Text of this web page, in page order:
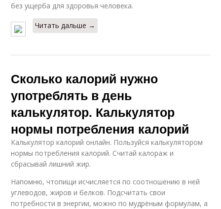
без ущерба для здоровья человека.
Читать дальше →
Сколько калорий нужно
употреблять в день
калькулятор. Калькулятор
нормы потребления калорий
Калькулятор калорий онлайн. Пользуйся калькулятором
нормы потребления калорий. Считай калораж и
сбрасывай лишний жир.
Напомню, чтопищи исчисляется по соотношению в ней
углеводов, жиров и белков. Подсчитать свои
потребности в энергии, можно по мудрёным формулам, а